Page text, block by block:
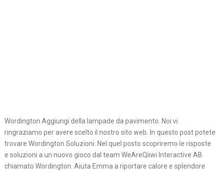
Wordington Aggiungi della lampade da pavimento. Noi vi
ringraziamo per avere scelto il nostro sito web. In questo post potete
trovare Wordington Soluzioni. Nel quel posto scopriremo le risposte
e soluzioni a un nuovo gioco dal team WeAreQiiwi Interactive AB
chiamato Wordington. Aiuta Emma a riportare calore e splendore